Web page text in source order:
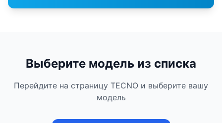
Выберите модель из списка
Перейдите на страницу TECNO и выберите вашу
модель